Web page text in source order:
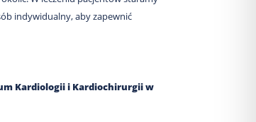
indywidualny, aby zapewnić
Kardiologii i Kardiochirurgii w